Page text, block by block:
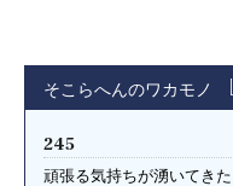
そこらへんのワカモノ
245
頑張る気持ちが湧いてきた